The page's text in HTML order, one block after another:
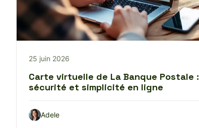
25 juin 2026
Carte virtuelle de La Banque Postale :
sécurité et simplicité en ligne
Adele